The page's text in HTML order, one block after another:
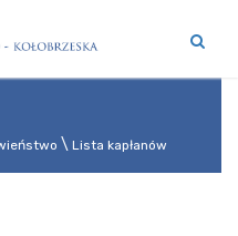
Lista kapłanów